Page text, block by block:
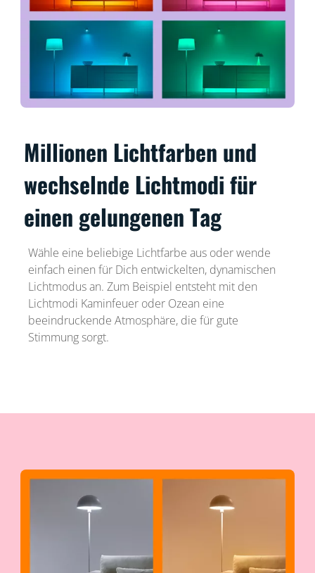
Millionen Lichtfarben und
wechselnde Lichtmodi für
einen gelungenen Tag
Wähle eine beliebige Lichtfarbe aus oder wende
einfach einen für Dich entwickelten, dynamischen
Lichtmodus an. Zum Beispiel entsteht mit den
Lichtmodi Kaminfeuer oder Ozean eine
beeindruckende Atmosphäre, die für gute
Stimmung sorgt.